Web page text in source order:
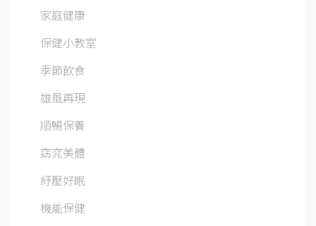
家庭健康
保健小教室
季節飲食
雄風再現
順暢保養
窈窕美體
紓壓好眠
機能保健